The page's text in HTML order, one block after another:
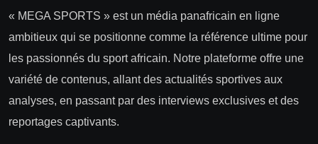
« MEGA SPORTS » est un média panafricain en ligne
ambitieux qui se positionne comme la référence ultime pour
les passionnés du sport africain. Notre plateforme offre une
variété de contenus, allant des actualités sportives aux
analyses, en passant par des interviews exclusives et des
reportages captivants.